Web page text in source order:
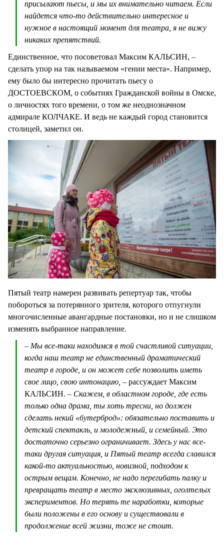
присылают пьесы, и мы их внимательно читаем. Если
найдется что-то действительно интересное и
нужное в настоящий момент для театра, я не вижу
никаких препятствий.
Единственное, что посоветовал Максим КАЛЬСИН, –
сделать упор на так называемом «гении места». Например,
ему было бы интересно прочитать пьесу о
ДОСТОЕВСКОМ, о событиях Гражданской войны в Омске,
о личностях того времени, о том же неоднозначном
адмирале КОЛЧАКЕ. И ведь не каждый город становится
столицей, заметил он.
Пятый театр намерен развивать репертуар так, чтобы
побороться за потерянного зрителя, которого отпугнули
многочисленные авангардные постановки, но и не слишком
изменять выбранное направление.
– Мы все-таки находимся в той счастливой ситуации,
когда наш театр не единственный драматический
театр в городе, и он может себе позволить иметь
свое лицо, свою интонацию, – рассуждает Максим
КАЛЬСИН. – Скажем, в областном городе, где есть
только одна драма, ты хоть тресни, но должен
сделать некий «бутерброд»: обязательно поставить и
детский спектакль, и молодежный, и семейный. Это
достаточно серьезно ограничивает. Здесь у нас все-
таки другая ситуация, и Пятый театр всегда славился
какой-то актуальностью, новизной, подходом к
острым вещам. Конечно, не надо перегибать палку и
превращать театр в место эксклюзивных, оголтелых
экспериментов. Но терять те наработки, которые
были положены в его основу и существовали в
продолжение всей жизни, тоже не стоит.